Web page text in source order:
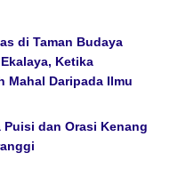
di Taman Budaya
Ketika
Mahal Daripada Ilmu
Puisi dan Orasi Kenang